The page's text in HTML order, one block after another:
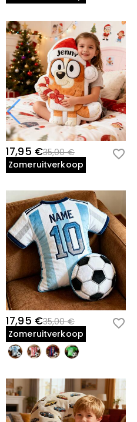
17,95 €35,00 €
Zomeruitverkoop
17,95 €35,00 €
Zomeruitverkoop